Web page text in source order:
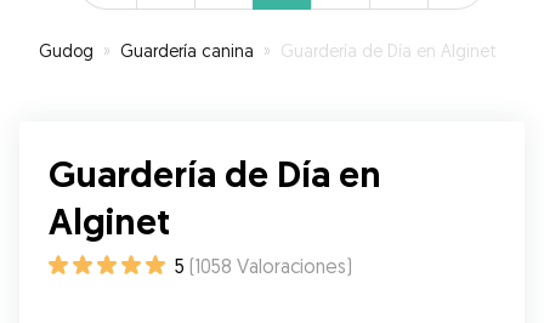
Gudog » Guardería canina » Guardería de Día en Alginet
Guardería de Día en
Alginet
5 (1058 Valoraciones)